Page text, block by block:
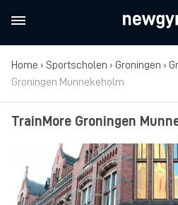
Home › Sportscholen › Groningen ›
Groningen Munnekeholm
TrainMore Groningen